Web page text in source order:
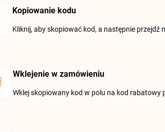
Kopiowanie kodu
Kliknij, aby skopiować kod, a następnie
Wklejenie w zamówieniu
Wklej skopiowany kod w polu na kod rabatowy